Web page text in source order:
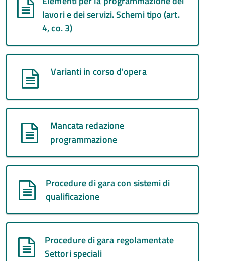
lavori e dei servizi. Schemi tipo (art.
4, co. 3)
Varianti in corso d'opera
Mancata redazione
programmazione
Procedure di gara con sistemi di
qualificazione
Procedure di gara regolamentate
Settori speciali